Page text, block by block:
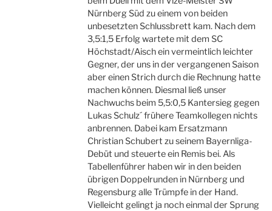
Nürnberg Süd zu einem von beiden
unbesetzten Schlussbrett kam. Nach dem
3,5:1,5 Erfolg wartete mit dem SC
Höchstadt/Aisch ein vermeintlich leichter
Gegner, der uns in der vergangenen Saison
aber einen Strich durch die Rechnung hatte
machen können. Diesmal ließ unser
Nachwuchs beim 5,5:0,5 Kantersieg gegen
Lukas Schulz´ frühere Teamkollegen nichts
anbrennen. Dabei kam Ersatzmann
Christian Schubert zu seinem Bayernliga-
Debüt und steuerte ein Remis bei. Als
Tabellenführer haben wir in den beiden
übrigen Doppelrunden in Nürnberg und
Regensburg alle Trümpfe in der Hand.
Vielleicht gelingt ja noch einmal der Sprung